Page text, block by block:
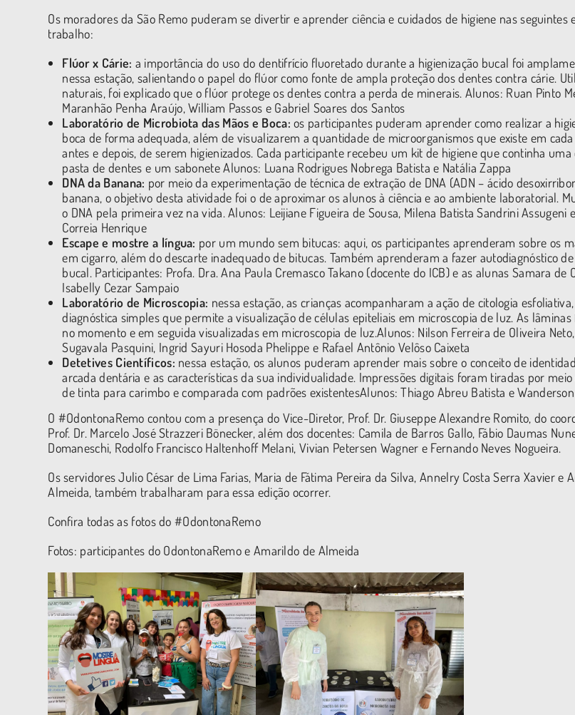
Os moradores da São Remo puderam se divertir e aprender ciência e cuidados de higiene nas seguintes
trabalho:
Flúor x Cárie: a importância do uso do dentifrício fluoretado durante a higienização bucal foi
nessa estação, salientando o papel do flúor como fonte de ampla proteção dos dentes contra cárie.
naturais, foi explicado que o flúor protege os dentes contra a perda de minerais. Alunos: Ruan Pinto
Maranhão Penha Araújo, William Passos e Gabriel Soares dos Santos
Laboratório de Microbiota das Mãos e Boca:os participantes puderam aprender como realizar a
boca de forma adequada, além de visualizarem a quantidade de microorganismos que existe em
antes e depois, de serem higienizados. Cada participante recebeu um kit de higiene que continha uma
pasta de dentes e um sabonete Alunos: Luana Rodrigues Nobrega Batista e Natália Zappa
DNA da Banana: por meio da experimentação de técnica de extração de DNA (ADN – ácido
banana, o objetivo desta atividade foi o de aproximar os alunos à ciência e ao ambiente laboratorial.
o DNA pela primeira vez na vida. Alunos: Leijiane Figueira de Sousa, Milena Batista Sandrini Assugeni
Correia Henrique
Escape e mostre a língua: por um mundo sem bitucas: aqui, os participantes aprenderam sobre os
em cigarro, além do descarte inadequado de bitucas. Também aprenderam a fazer autodiagnóstico
bucal. Participantes: Profa. Dra. Ana Paula Cremasco Takano (docente do ICB) e as alunas Samara de
Isabelly Cezar Sampaio
Laboratório de Microscopia: nessa estação, as crianças acompanharam a ação de citologia
diagnóstica simples que permite a visualização de células epiteliais em microscopia de luz. As
no momento e em seguida visualizadas em microscopia de luz.Alunos: Nilson Ferreira de Oliveira
Sugavala Pasquini, Ingrid Sayuri Hosoda Phelippe e Rafael Antônio Velôso Caixeta
Detetives Científicos: nessa estação, os alunos puderam aprender mais sobre o conceito de
arcada dentária e as características da sua individualidade. Impressões digitais foram tiradas por
de tinta para carimbo e comparada com padrões existentesAlunos: Thiago Abreu Batista e
O #OdontonaRemo contou com a presença do Vice-Diretor, Prof. Dr. Giuseppe Alexandre Romito, do
Prof. Dr. Marcelo José Strazzeri Bönecker, além dos docentes: Camila de Barros Gallo, Fábio Daumas
Domaneschi, Rodolfo Francisco Haltenhoff Melani, Vivian Petersen Wagner e Fernando Neves Nogueira.
Os servidores Julio César de Lima Farias, Maria de Fátima Pereira da Silva, Annelry Costa Serra Xavier e
Almeida, também trabalharam para essa edição ocorrer.
Confira todas as fotos do #OdontonaRemo
Fotos: participantes do OdontonaRemo e Amarildo de Almeida